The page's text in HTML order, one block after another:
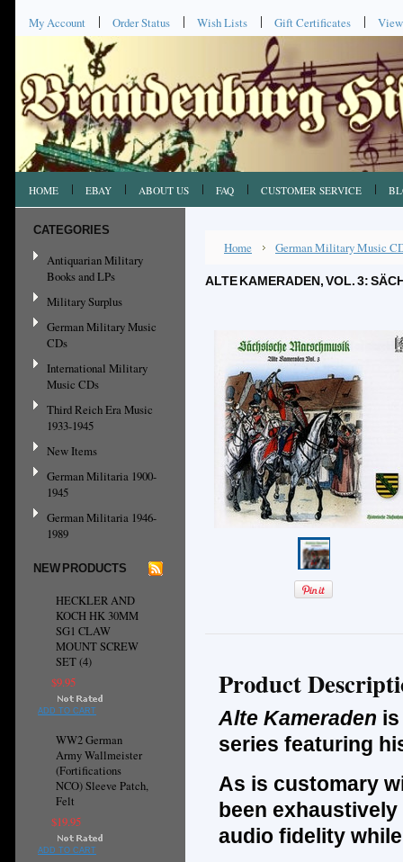
My Account Order Status Wish Lists Gift Certificates
HOME EBAY ABOUT US FAQ CUSTOMER SERVICE
CATEGORIES
Antiquarian Military
Books and LPs
Military Surplus
German Military Music
CDs
International Military
Music CDs
Third Reich Era Music
1933-1945
New Items
German Militaria 1900-
1945
German Militaria 1946-
1989
NEW PRODUCTS
HECKLER AND
KOCH HK 30MM
SG1 CLAW
MOUNT SCREW
SET (4)
$9.95
ADD TO CART
WW2 German
Army Wallmeister
(Fortifications
NCO) Sleeve Patch,
Felt
$19.95
ADD TO CART
Home German Military Music
ALTE KAMERADEN, VOL. 3:
Product
Alte Kameraden
series featuring
As is customary
been
audio fidelity